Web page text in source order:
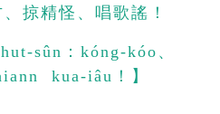
掠精怪、唱歌謠！
sûn：kóng-kóo、
kua-iâu！】